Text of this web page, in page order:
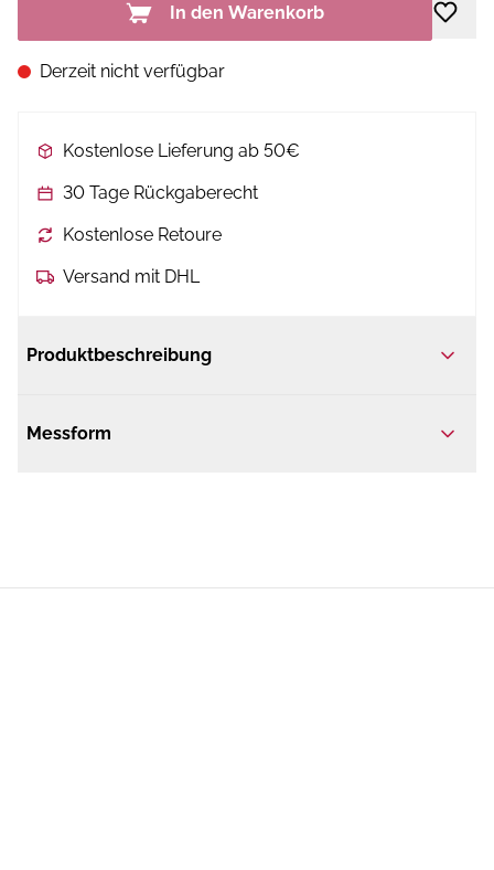
In den Warenkorb
Derzeit nicht verfügbar
Kostenlose Lieferung ab 50€
30 Tage Rückgaberecht
Kostenlose Retoure
Versand mit DHL
Produktbeschreibung
Messform